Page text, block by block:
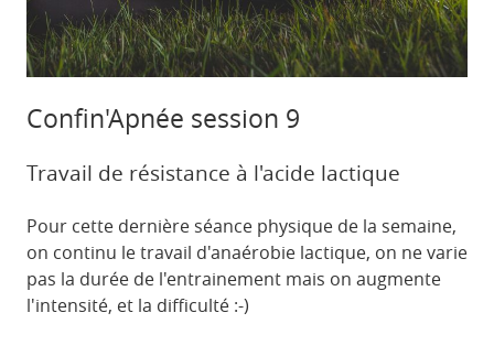
Confin'Apnée session 9
Travail de résistance à l'acide lactique
Pour cette dernière séance physique de la semaine,
on continu le travail d'anaérobie lactique, on ne varie
pas la durée de l'entrainement mais on augmente
l'intensité, et la difficulté :-)